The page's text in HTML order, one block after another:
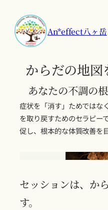
An*effect八ヶ岳
からだの地
あなたの不調の
症状を「消す」ためではな
を取り戻すためのセラピー
促し、根本的な体質改善を
セッションは、か
す。